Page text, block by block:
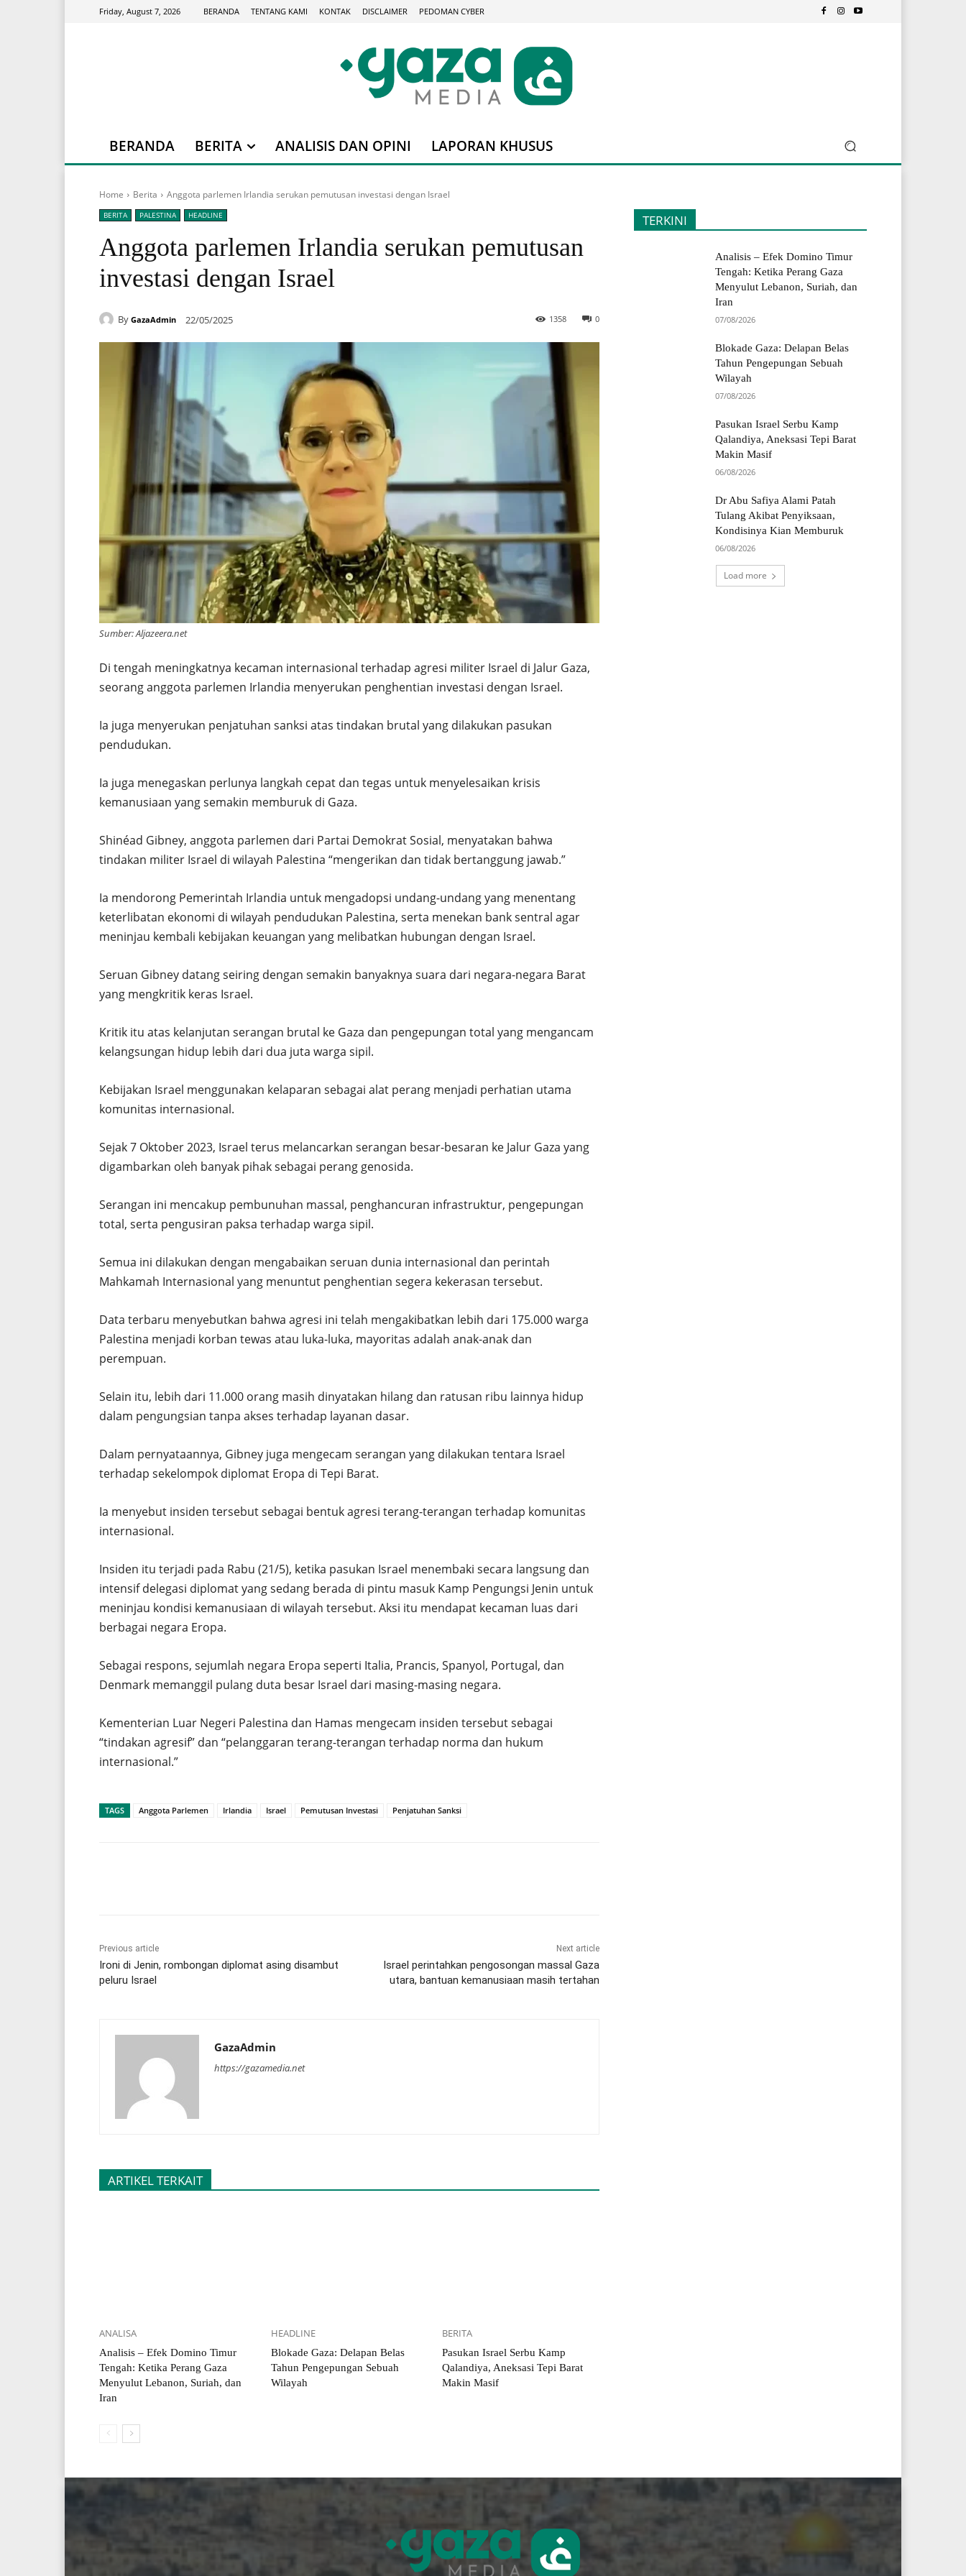
Friday, August 7, 2026 BERANDA TENTANG KAMI KONTAK DISCLAIMER PEDOMAN CYBER
BERANDA BERITA ANALISIS DAN OPINI LAPORAN KHUSUS
Home Berita Anggota parlemen Irlandia serukan pemutusan investasi dengan Israel
BERITA PALESTINA HEADLINE
Anggota parlemen Irlandia serukan pemutusan
investasi dengan Israel
By GazaAdmin 22/05/2025 0
1358
Sumber: Aljazeera.net
Di tengah meningkatnya kecaman internasional terhadap agresi militer Israel di Jalur Gaza,
seorang anggota parlemen Irlandia menyerukan penghentian investasi dengan Israel.
Ia juga menyerukan penjatuhan sanksi atas tindakan brutal yang dilakukan pasukan
pendudukan.
Ia juga menegaskan perlunya langkah cepat dan tegas untuk menyelesaikan krisis
kemanusiaan yang semakin memburuk di Gaza.
Shinéad Gibney, anggota parlemen dari Partai Demokrat Sosial, menyatakan bahwa
tindakan militer Israel di wilayah Palestina “mengerikan dan tidak bertanggung jawab.”
Ia mendorong Pemerintah Irlandia untuk mengadopsi undang-undang yang menentang
keterlibatan ekonomi di wilayah pendudukan Palestina, serta menekan bank sentral agar
meninjau kembali kebijakan keuangan yang melibatkan hubungan dengan Israel.
Seruan Gibney datang seiring dengan semakin banyaknya suara dari negara-negara Barat
yang mengkritik keras Israel.
Kritik itu atas kelanjutan serangan brutal ke Gaza dan pengepungan total yang mengancam
kelangsungan hidup lebih dari dua juta warga sipil.
Kebijakan Israel menggunakan kelaparan sebagai alat perang menjadi perhatian utama
komunitas internasional.
Sejak 7 Oktober 2023, Israel terus melancarkan serangan besar-besaran ke Jalur Gaza yang
digambarkan oleh banyak pihak sebagai perang genosida.
Serangan ini mencakup pembunuhan massal, penghancuran infrastruktur, pengepungan
total, serta pengusiran paksa terhadap warga sipil.
Semua ini dilakukan dengan mengabaikan seruan dunia internasional dan perintah
Mahkamah Internasional yang menuntut penghentian segera kekerasan tersebut.
Data terbaru menyebutkan bahwa agresi ini telah mengakibatkan lebih dari 175.000 warga
Palestina menjadi korban tewas atau luka-luka, mayoritas adalah anak-anak dan
perempuan.
Selain itu, lebih dari 11.000 orang masih dinyatakan hilang dan ratusan ribu lainnya hidup
dalam pengungsian tanpa akses terhadap layanan dasar.
Dalam pernyataannya, Gibney juga mengecam serangan yang dilakukan tentara Israel
terhadap sekelompok diplomat Eropa di Tepi Barat.
Ia menyebut insiden tersebut sebagai bentuk agresi terang-terangan terhadap komunitas
internasional.
Insiden itu terjadi pada Rabu (21/5), ketika pasukan Israel menembaki secara langsung dan
intensif delegasi diplomat yang sedang berada di pintu masuk Kamp Pengungsi Jenin untuk
meninjau kondisi kemanusiaan di wilayah tersebut. Aksi itu mendapat kecaman luas dari
berbagai negara Eropa.
Sebagai respons, sejumlah negara Eropa seperti Italia, Prancis, Spanyol, Portugal, dan
Denmark memanggil pulang duta besar Israel dari masing-masing negara.
Kementerian Luar Negeri Palestina dan Hamas mengecam insiden tersebut sebagai
“tindakan agresif” dan “pelanggaran terang-terangan terhadap norma dan hukum
internasional.”
TAGS Anggota Parlemen Irlandia Israel Pemutusan Investasi Penjatuhan Sanksi
Previous article
Ironi di Jenin, rombongan diplomat asing disambut
peluru Israel
Next article
Israel perintahkan pengosongan massal Gaza
utara, bantuan kemanusiaan masih tertahan
GazaAdmin
https://gazamedia.net
ARTIKEL TERKAIT
ANALISA
Analisis – Efek Domino Timur
Tengah: Ketika Perang Gaza
Menyulut Lebanon, Suriah, dan
Iran
HEADLINE
Blokade Gaza: Delapan Belas
Tahun Pengepungan Sebuah
Wilayah
BERITA
Pasukan Israel Serbu Kamp
Qalandiya, Aneksasi Tepi Barat
Makin Masif
TERKINI
Analisis – Efek Domino Timur
Tengah: Ketika Perang Gaza
Menyulut Lebanon, Suriah, dan
Iran
07/08/2026
Blokade Gaza: Delapan Belas
Tahun Pengepungan Sebuah
Wilayah
07/08/2026
Pasukan Israel Serbu Kamp
Qalandiya, Aneksasi Tepi Barat
Makin Masif
06/08/2026
Dr Abu Safiya Alami Patah
Tulang Akibat Penyiksaan,
Kondisinya Kian Memburuk
06/08/2026
Load more